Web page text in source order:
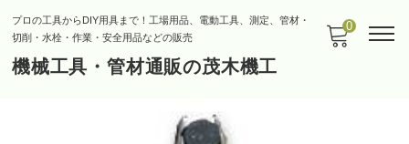
プロの工具からDIY用具まで！工場用品、電動工具、測定、管材・
切削・水栓・作業・安全用品などの販売
機械工具・管材通販の茂木機工
0